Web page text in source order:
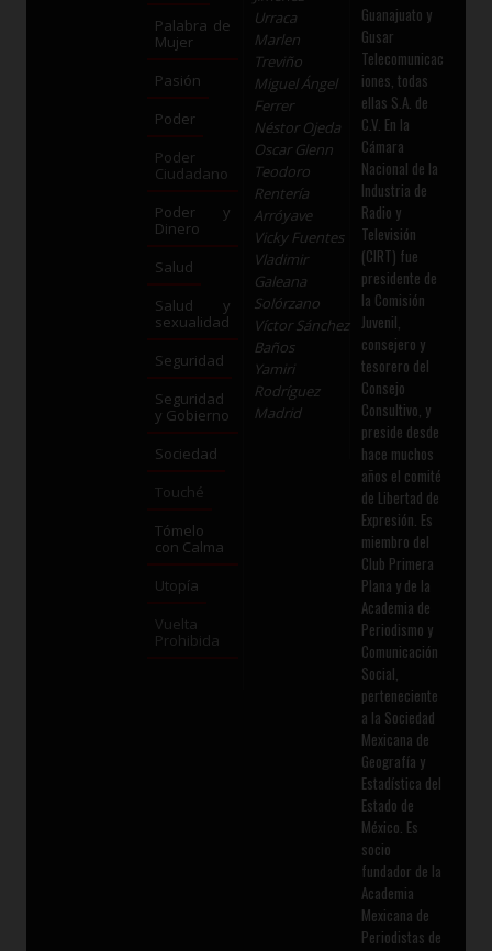
Palabra de
Mujer
Pasión
Poder
Poder
Ciudadano
Poder y
Dinero
Salud
Salud y
sexualidad
Seguridad
Seguridad
y Gobierno
Sociedad
Touché
Tómelo
con Calma
Utopía
Vuelta
Prohibida
Urraca
Marlen
Treviño
Miguel Ángel
Ferrer
Néstor Ojeda
Oscar Glenn
Teodoro
Rentería
Arróyave
Vicky Fuentes
Vladimir
Galeana
Solórzano
Víctor Sánchez
Baños
Yamiri
Rodríguez
Madrid
Guanajuato y
Gusar
Telecomunicac
iones, todas
ellas S.A. de
C.V. En la
Cámara
Nacional de la
Industria de
Radio y
Televisión
(CIRT) fue
presidente de
la Comisión
Juvenil,
consejero y
tesorero del
Consejo
Consultivo, y
preside desde
hace muchos
años el comité
de Libertad de
Expresión. Es
miembro del
Club Primera
Plana y de la
Academia de
Periodismo y
Comunicación
Social,
perteneciente
a la Sociedad
Mexicana de
Geografía y
Estadística del
Estado de
México. Es
socio
fundador de la
Academia
Mexicana de
Periodistas de